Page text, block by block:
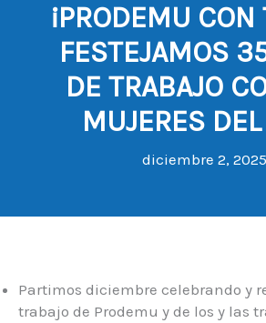
¡PRODEMU
FESTEJAMOS
DE TRABAJO
MUJERES
diciembre 2, 2025
Partimos diciembre celebrando y
trabajo de Prodemu y de los y las